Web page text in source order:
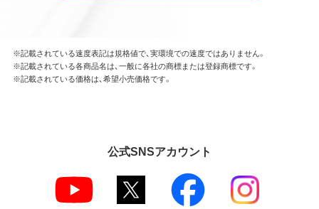
※記載されている速度表記は規格値で、実環境での速度ではありません。
※記載されている各商品名は、一般に各社の商標または登録商標です。
※記載されている価格は、希望小売価格です。
公式SNSアカウント